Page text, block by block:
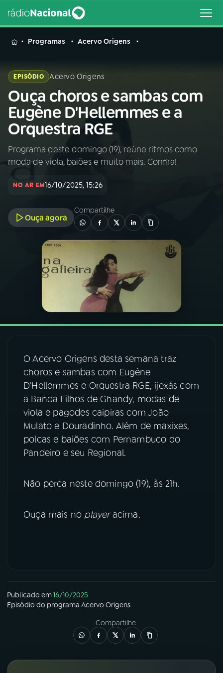
MENU
Buscar
na
Rádio
Nacional
Buscar
AO VIVO
INÍCIO
A RÁDIO
PROGRAMAÇÃO
PROGRAMAS
PODCASTS
07 ÚLTIMAS
08FESTIVAL DE MÚSICA
ACOMPANHE A RÁDIO NACIONAL
Instagram X
TikTok
Programas Acervo Origens
EPISÓDIO Acervo Origens
Ouça choros e sambas com
Eugène D'Hellemmes e a
Orquestra RGE
Programa deste domingo (19), reúne ritmos como
moda de viola, baiões e muito mais. Confira!
NO AR EM16/10/2025, 15:26
Ouça agora
Compartilhe
O Acervo Origens desta semana traz
choros e sambas com Eugène
D'Hellemmes e Orquestra RGE, ijexás com
a Banda Filhos de Ghandy, modas de
viola e pagodes caipiras com João
Mulato e Douradinho. Além de maxixes,
polcas e baiões com Pernambuco do
Pandeiro e seu Regional.
Não perca neste domingo (19), às 21h.
Ouça mais no playeracima.
Publicado em16/10/2025
Episódio do programa Acervo Origens
Compartilhe